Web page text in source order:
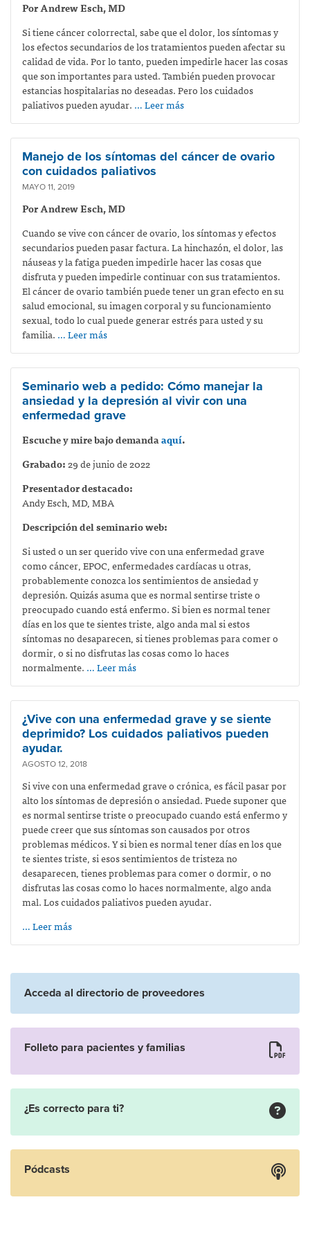
Por Andrew Esch, MD
Si tiene cáncer colorrectal, sabe que el dolor, los síntomas y
los efectos secundarios de los tratamientos pueden afectar su
calidad de vida. Por lo tanto, pueden impedirle hacer las cosas
que son importantes para usted. También pueden provocar
estancias hospitalarias no deseadas. Pero los cuidados
paliativos pueden ayudar. … Leer más
Manejo de los síntomas del cáncer de ovario
con cuidados paliativos
MAYO 11, 2019
Por Andrew Esch, MD
Cuando se vive con cáncer de ovario, los síntomas y efectos
secundarios pueden pasar factura. La hinchazón, el dolor, las
náuseas y la fatiga pueden impedirle hacer las cosas que
disfruta y pueden impedirle continuar con sus tratamientos.
El cáncer de ovario también puede tener un gran efecto en su
salud emocional, su imagen corporal y su funcionamiento
sexual, todo lo cual puede generar estrés para usted y su
familia. … Leer más
Seminario web a pedido: Cómo manejar la
ansiedad y la depresión al vivir con una
enfermedad grave
Escuche y mire bajo demandaaquí.
Grabado:29 de junio de 2022
Presentador destacado:
Andy Esch, MD, MBA
Descripción del seminario web:
Si usted o un ser querido vive con una enfermedad grave
como cáncer, EPOC, enfermedades cardíacas u otras,
probablemente conozca los sentimientos de ansiedad y
depresión. Quizás asuma que es normal sentirse triste o
preocupado cuando está enfermo. Si bien es normal tener
días en los que te sientes triste, algo anda mal si estos
síntomas no desaparecen, si tienes problemas para comer o
dormir, o si no disfrutas las cosas como lo haces
normalmente. … Leer más
¿Vive con una enfermedad grave y se siente
deprimido? Los cuidados paliativos pueden
ayudar.
AGOSTO 12, 2018
Si vive con una enfermedad grave o crónica, es fácil pasar por
alto los síntomas de depresión o ansiedad. Puede suponer que
es normal sentirse triste o preocupado cuando está enfermo y
puede creer que sus síntomas son causados por otros
problemas médicos. Y si bien es normal tener días en los que
te sientes triste, si esos sentimientos de tristeza no
desaparecen, tienes problemas para comer o dormir, o no
disfrutas las cosas como lo haces normalmente, algo anda
mal. Los cuidados paliativos pueden ayudar.
… Leer más
Acceda al directorio de proveedores
Folleto para pacientes y familias
¿Es correcto para ti?
Pódcasts